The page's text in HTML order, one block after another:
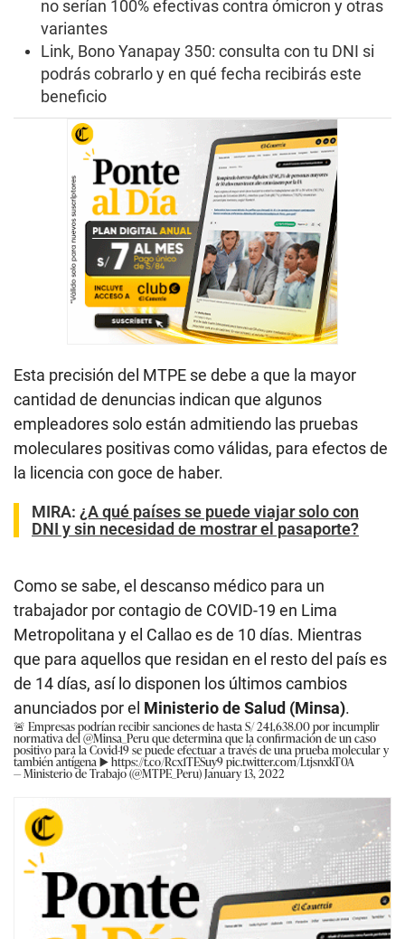
no serían 100% efectivas contra ómicron y otras
variantes
Link, Bono Yanapay 350: consulta con tu DNI si
podrás cobrarlo y en qué fecha recibirás este
beneficio
Esta precisión del MTPE se debe a que la mayor
cantidad de denuncias indican que algunos
empleadores solo están admitiendo las pruebas
moleculares positivas como válidas, para efectos de
la licencia con goce de haber.
MIRA: ¿A qué países se puede viajar solo con
DNI y sin necesidad de mostrar el pasaporte?
Como se sabe, el descanso médico para un
trabajador por contagio de COVID-19 en Lima
Metropolitana y el Callao es de 10 días. Mientras
que para aquellos que residan en el resto del país es
de 14 días, así lo disponen los últimos cambios
anunciados por el Ministerio de Salud (Minsa).
🚨 Empresas podrían recibir sanciones de hasta S/ 241,638.00 por incumplir
normativa del@Minsa_Peruque determina que la confirmación de un caso
positivo para la Covid-19 se puede efectuar a través de una prueba molecular y
también antígena ▶️https://t.co/Rcx1TESuy9pic.twitter.com/LtjsnxkT0A
— Ministerio de Trabajo (@MTPE_Peru)January 13, 2022